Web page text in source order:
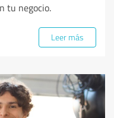
tu negocio.
Leer más